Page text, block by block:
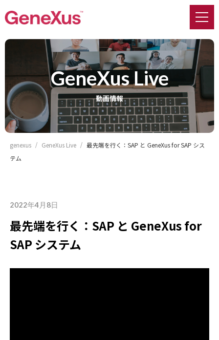
GeneXus Live
動画情報
genexus GeneXus Live
最先端を行く：SAP と GeneXus for SAP シス
テム
2022年4月8日
最先端を行く：SAP と GeneXus for
SAP システム